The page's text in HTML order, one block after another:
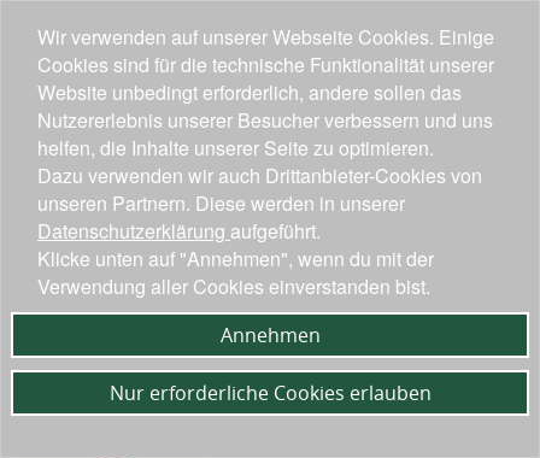
Wir verwenden auf unserer Webseite Cookies. Einige
Cookies sind für die technische Funktionalität unserer
Website unbedingt erforderlich, andere sollen das
Nutzererlebnis unserer Besucher verbessern und uns
helfen, die Inhalte unserer Seite zu optimieren.
Dazu verwenden wir auch Drittanbieter-Cookies von
unseren Partnern. Diese werden in unserer
Datenschutzerklärung aufgeführt.
Klicke unten auf "Annehmen", wenn du mit der
Verwendung aller Cookies einverstanden bist.
Annehmen
Nur erforderliche Cookies erlauben